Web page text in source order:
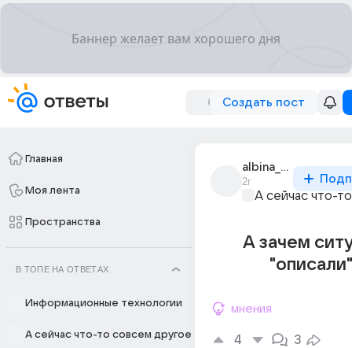
Создать пост
Главная
Моя лента
Пространства
В ТОПЕ НА ОТВЕТАХ
Информационные технологии
А сейчас что-то совсем другое
albina_koroleva_1
2г
А сейчас что-
А зачем
мнения
4 3